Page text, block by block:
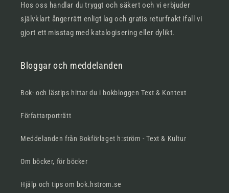
Hos oss handlar du tryggt och säkert och vi erbjuder
självklart ångerrätt enligt lag och gratis returfrakt ifall vi
gjort ett misstag med katalogisering eller dylikt.
Bloggar och meddelanden
Bok- och lästips hittar du i bokbloggen Text & Kontext
Författarporträtt
Meddelanden från Bokförlaget h:ström - Text & Kultur
Om böcker, för böcker
Hjälp och tips om bok.hstrom.se